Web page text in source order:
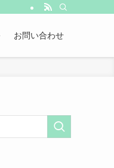
お問い合わせ